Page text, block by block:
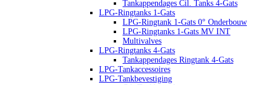
Tankappendages Cil. Tanks 4-Gats
LPG-Ringtanks 1-Gats
LPG-Ringtank 1-Gats 0° Onderbouw
LPG-Ringtanks 1-Gats MV INT
Multivalves
LPG-Ringtanks 4-Gats
Tankappendages Ringtank 4-Gats
LPG-Tankaccessoires
LPG-Tankbevestiging